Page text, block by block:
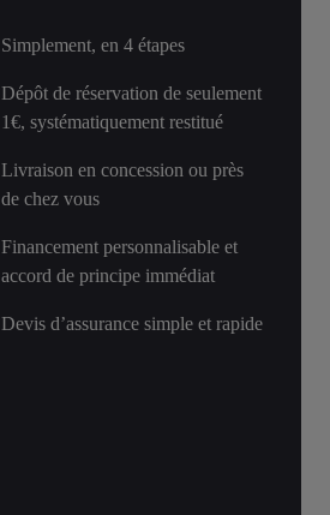
Simplement, en 4 étapes
Dépôt de réservation de seulement
1€, systématiquement restitué
Livraison en concession ou près
de chez vous
Financement personnalisable et
accord de principe immédiat
Devis d’assurance simple et rapide